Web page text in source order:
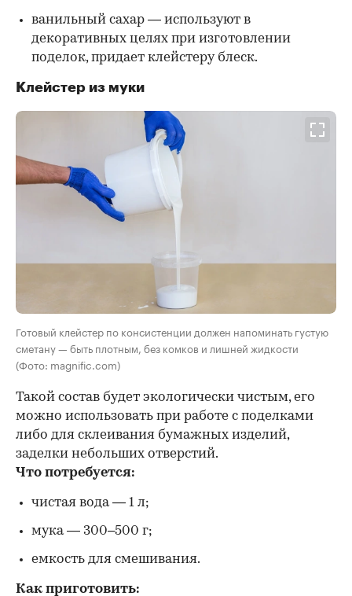
ванильный сахар — используют в
декоративных целях при изготовлении
поделок, придает клейстеру блеск.
Клейстер из муки
Готовый клейстер по консистенции должен напоминать густую
сметану — быть плотным, без комков и лишней жидкости
(Фото: magnific.com)
Такой состав будет экологически чистым, его
можно использовать при работе с поделками
либо для склеивания бумажных изделий,
заделки небольших отверстий.
Что потребуется:
чистая вода — 1 л;
мука — 300–500 г;
емкость для смешивания.
Как приготовить: